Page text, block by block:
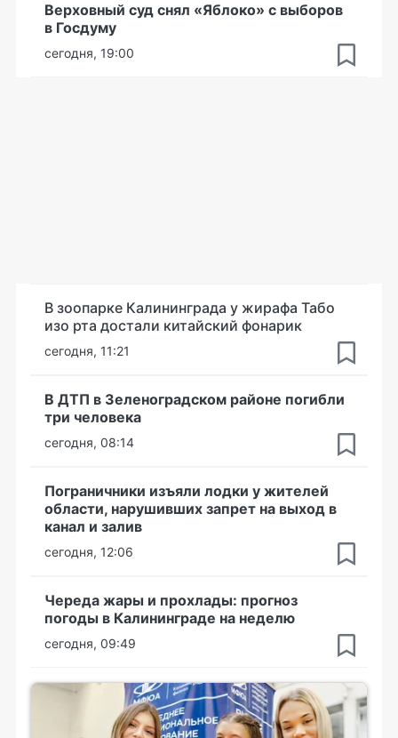
Верховный суд снял «Яблоко» с выборов
в Госдуму
сегодня, 19:00
В зоопарке Калининграда у жирафа Табо
изо рта достали китайский фонарик
сегодня, 11:21
В ДТП в Зеленоградском районе погибли
три человека
сегодня, 08:14
Пограничники изъяли лодки у жителей
области, нарушивших запрет на выход в
канал и залив
сегодня, 12:06
Череда жары и прохлады: прогноз
погоды в Калининграде на неделю
сегодня, 09:49